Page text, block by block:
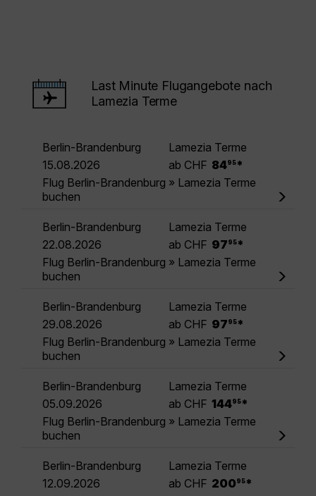
Last Minute Flugangebote nach
Lamezia Terme
Berlin-Brandenburg
Lamezia Terme
15.08.2026
ab CHF 8495 *
Flug Berlin-Brandenburg » Lamezia Terme
buchen
Berlin-Brandenburg
Lamezia Terme
22.08.2026
ab CHF 97 95 *
Flug Berlin-Brandenburg » Lamezia Terme
buchen
Berlin-Brandenburg
Lamezia Terme
29.08.2026
ab CHF 97 95 *
Flug Berlin-Brandenburg » Lamezia Terme
buchen
Berlin-Brandenburg
Lamezia Terme
05.09.2026
ab CHF 14495 *
Flug Berlin-Brandenburg » Lamezia Terme
buchen
Berlin-Brandenburg
Lamezia Terme
12.09.2026
ab CHF 200 95 *